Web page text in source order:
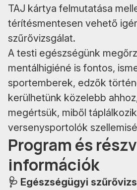
TAJ kártya felmutatása
térítésmentesen vehető
szűrővizsgálat.
A testi egészségünk
mentálhigiéné is fontos,
sportemberek, edzők
kerülhetünk közelebb
megértsük, miből
versenysportolók
Program és
információk
🩺 Egészségügyi